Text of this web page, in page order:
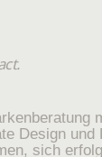
Design
sich